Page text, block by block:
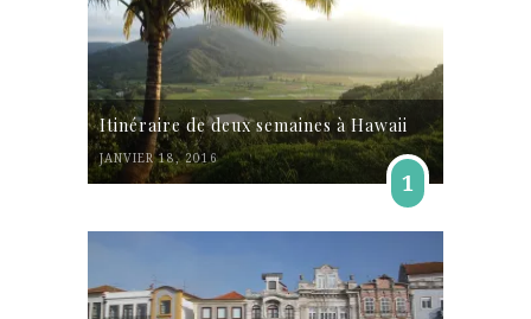
Itinéraire de deux semaines à Hawaii
JANVIER 18, 2016
1